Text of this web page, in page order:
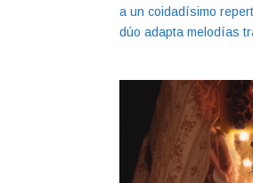
a un coidadísimo
dúo adapta melodías